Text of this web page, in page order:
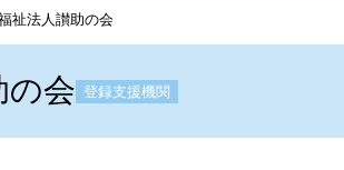
祉法人讃助の会
の会 登録支援機関